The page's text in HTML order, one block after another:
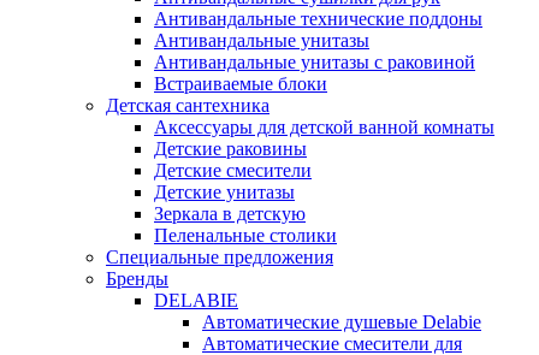
Антивандальные технические поддоны
Антивандальные унитазы
Антивандальные унитазы с раковиной
Встраиваемые блоки
Детская сантехника
Аксессуары для детской ванной комнаты
Детские раковины
Детские смесители
Детские унитазы
Зеркала в детскую
Пеленальные столики
Специальные предложения
Бренды
DELABIE
Автоматические душевые Delabie
Автоматические смесители для